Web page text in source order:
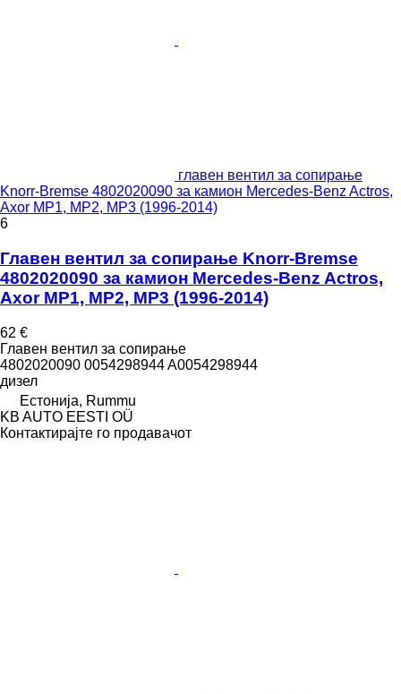
главен вентил за сопирање
Knorr-Bremse 4802020090 за камион Mercedes-Benz Actros,
Axor MP1, MP2, MP3 (1996-2014)
6
Главен вентил за сопирање Knorr-Bremse
4802020090 за камион Mercedes-Benz Actros,
Axor MP1, MP2, MP3 (1996-2014)
62 €
Главен вентил за сопирање
4802020090 0054298944 A0054298944
дизел
Естонија, Rummu
KB AUTO EESTI OÜ
Контактирајте го продавачот